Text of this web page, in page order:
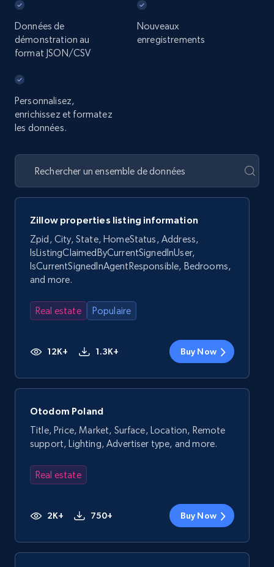
Données de
démonstration au
format JSON/CSV
Nouveaux
enregistrements
Personnalisez,
enrichissez et formatez
les données.
Zillow properties listing information
Zpid, City, State, HomeStatus, Address,
IsListingClaimedByCurrentSignedInUser,
IsCurrentSignedInAgentResponsible, Bedrooms,
and more.
Real estate Populaire
12K+ 1.3K+ Buy Now
Otodom Poland
Title, Price, Market, Surface, Location, Remote
support, Lighting, Advertiser type, and more.
Real estate
2K+ 750+ Buy Now